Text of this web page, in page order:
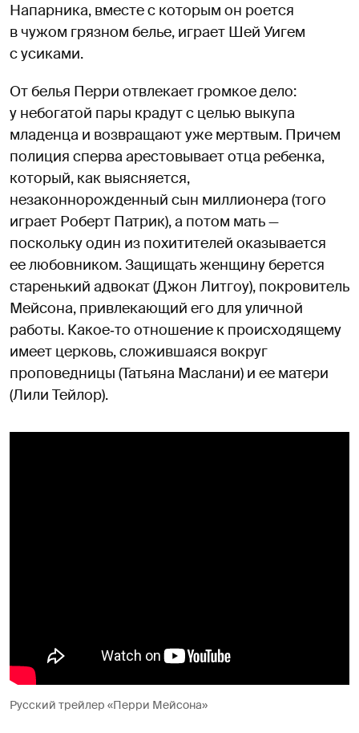
Напарника, вместе с которым он роется
в чужом грязном белье, играет Шей Уигем
с усиками.
От белья Перри отвлекает громкое дело:
у небогатой пары крадут с целью выкупа
младенца и возвращают уже мертвым. Причем
полиция сперва арестовывает отца ребенка,
который, как выясняется,
незаконнорожденный сын миллионера (того
играет Роберт Патрик), а потом мать —
поскольку один из похитителей оказывается
ее любовником. Защищать женщину берется
старенький адвокат (Джон Литгоу), покровитель
Мейсона, привлекающий его для уличной
работы. Какое‑то отношение к происходящему
имеет церковь, сложившаяся вокруг
проповедницы (Татьяна Маслани) и ее матери
(Лили Тейлор).
Русский трейлер «Перри Мейсона»